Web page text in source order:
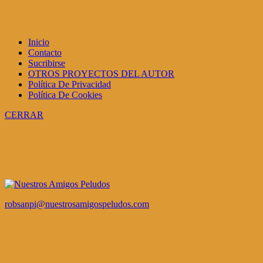
Inicio
Contacto
Sucribirse
OTROS PROYECTOS DEL AUTOR
Política De Privacidad
Política De Cookies
CERRAR
robsanpi@nuestrosamigospeludos.com